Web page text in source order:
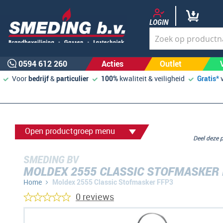
LOGIN
0594 612 260 Acties Outlet
Voorbedrijf&particulier 100% kwaliteit & veiligheid Gratis*
Open productgroep menu
SMEDING BV
MOLDEX 2555 CLASSIC
Home Moldex 2555 Classic Stofmasker FFP3
Deel
0 reviews
Ga